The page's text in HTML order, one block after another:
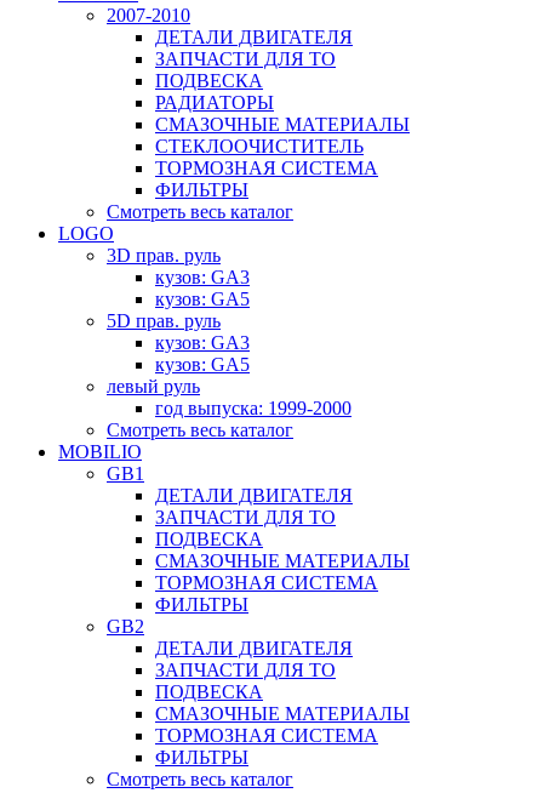
2007-2010
ДЕТАЛИ ДВИГАТЕЛЯ
ЗАПЧАСТИ ДЛЯ ТО
ПОДВЕСКА
РАДИАТОРЫ
СМАЗОЧНЫЕ МАТЕРИАЛЫ
СТЕКЛООЧИСТИТЕЛЬ
ТОРМОЗНАЯ СИСТЕМА
ФИЛЬТРЫ
Смотреть весь каталог
LOGO
3D прав. руль
кузов: GA3
кузов: GA5
5D прав. руль
кузов: GA3
кузов: GA5
левый руль
год выпуска: 1999-2000
Смотреть весь каталог
MOBILIO
GB1
ДЕТАЛИ ДВИГАТЕЛЯ
ЗАПЧАСТИ ДЛЯ ТО
ПОДВЕСКА
СМАЗОЧНЫЕ МАТЕРИАЛЫ
ТОРМОЗНАЯ СИСТЕМА
ФИЛЬТРЫ
GB2
ДЕТАЛИ ДВИГАТЕЛЯ
ЗАПЧАСТИ ДЛЯ ТО
ПОДВЕСКА
СМАЗОЧНЫЕ МАТЕРИАЛЫ
ТОРМОЗНАЯ СИСТЕМА
ФИЛЬТРЫ
Смотреть весь каталог